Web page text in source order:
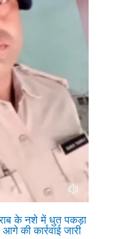
के नशे में धुत पकड़ा
की कार्रवाई जारी